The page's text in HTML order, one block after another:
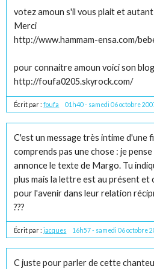
votez amoun s'il vous plait et
Merci
http://www.hammam-ensa.com/
pour connaitre amoun voici son blog
http://foufa0205.skyrock.com/
Écrit par :foufa 01h40- samedi 06 octobre
C'est un message très intime d'une
comprends pas une chose : je
annonce le texte de Margo. Tu
plus mais la lettre est au présent et
pour l'avenir dans leur relation
???
Écrit par :jacques 16h57- samedi 06 octobre
C juste pour parler de cette